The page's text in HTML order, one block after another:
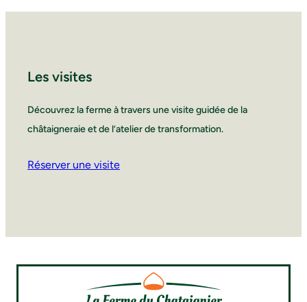
Les visites
Découvrez la ferme à travers une visite guidée de la
châtaigneraie et de l’atelier de transformation.
Réserver une visite